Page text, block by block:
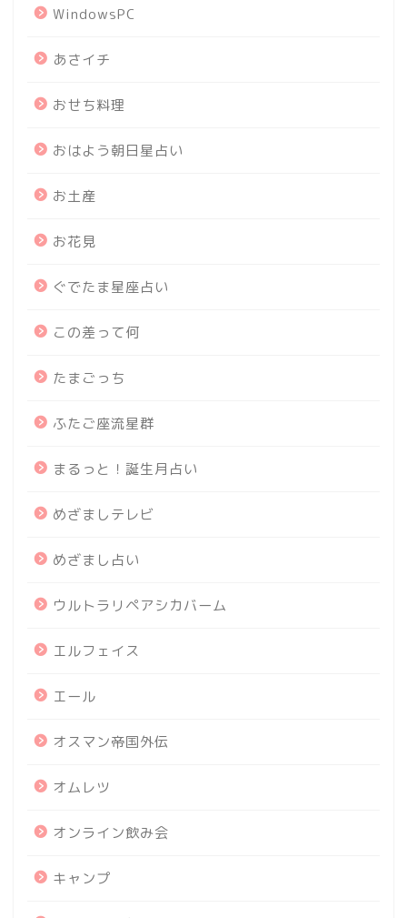
WindowsPC
あさイチ
おせち料理
おはよう朝日星占い
お土産
お花見
ぐでたま星座占い
この差って何
たまごっち
ふたご座流星群
まるっと！誕生月占い
めざましテレビ
めざまし占い
ウルトラリペアシカバーム
エルフェイス
エール
オスマン帝国外伝
オムレツ
オンライン飲み会
キャンプ